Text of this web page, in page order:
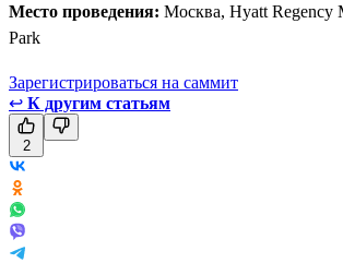
Место проведения: Москва, Hyatt Regency
Park
Зарегистрироваться на саммит
↩ К другим статьям
2